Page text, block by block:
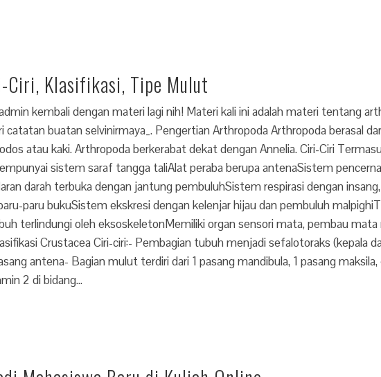
Ciri, Klasifikasi, Tipe Mulut
kembali dengan materi lagi nih! Materi kali ini adalah materi tentang
catatan buatan selvinirmaya_. Pengertian Arthropoda Arthropoda berasal
atau kaki. Arthropoda berkerabat dekat dengan Annelia. Ciri-Ciri
sistem saraf tangga taliAlat peraba berupa antenaSistem
darah terbuka dengan jantung pembuluhSistem respirasi dengan
paru bukuSistem ekskresi dengan kelenjar hijau dan pembuluh
terlindungi oleh eksoskeletonMemiliki organ sensori mata, pembau
Crustacea Ciri-ciri:- Pembagian tubuh menjadi sefalotoraks (kepala
antena- Bagian mulut terdiri dari 1 pasang mandibula, 1 pasang
2 di bidang…